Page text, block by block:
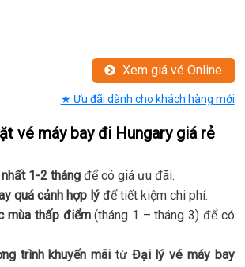
Xem giá vé Online
★ Ưu đãi dành cho khách hàng mới
vé máy bay đi Hungary giá rẻ
1-2 thángđể có giá ưu đãi.
quá cảnh hợp lýđể tiết kiệm chi phí.
mùa thấp điểm(tháng 1 – tháng 3) để có
trình khuyến mãi từ Đại lý vé máy bay